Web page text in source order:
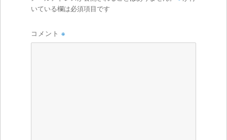
いている欄は必須項目です
コメント ※